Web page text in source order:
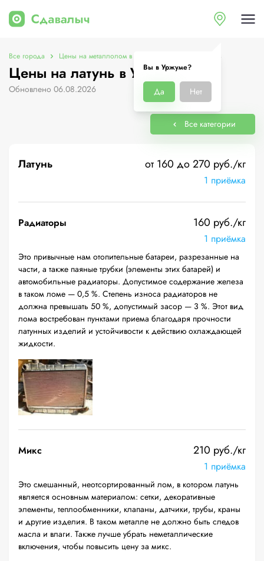
Вы в Уржуме?
Да Нет
Все города Цены на металлолом в Уржуме
Цены на латунь в Уржуме
Обновлено 06.08.2026
Все категории
Латунь от 160 до 270 руб./кг
1 приёмка
Радиаторы 160 руб./кг
1 приёмка
Это привычные нам отопительные батареи, разрезанные на
части, а также паяные трубки (элементы этих батарей) и
автомобильные радиаторы. Допустимое содержание железа
в таком ломе — 0,5 %. Степень износа радиаторов не
должна превышать 50 %, допустимый засор — 3 %. Этот вид
лома востребован пунктами приема благодаря прочности
латунных изделий и устойчивости к действию охлаждающей
жидкости.
Микс 210 руб./кг
1 приёмка
Это смешанный, неотсортированный лом, в котором латунь
является основным материалом: сетки, декоративные
элементы, теплообменники, клапаны, датчики, трубы, краны
и другие изделия. В таком металле не должно быть следов
масла и влаги. Также лучше убрать неметаллические
включения, чтобы повысить цену за микс.